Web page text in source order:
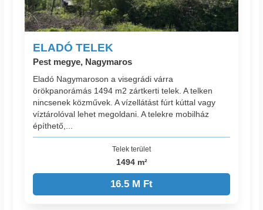
ELADÓ TELEK
Pest megye, Nagymaros
Eladó Nagymaroson a visegrádi várra
örökpanorámás 1494 m2 zártkerti telek. A telken
nincsenek közművek. A vízellátást fúrt kúttal vagy
víztárolóval lehet megoldani. A telekre mobilház
építhető,...
Telek terület
1494 m²
16.5 M Ft